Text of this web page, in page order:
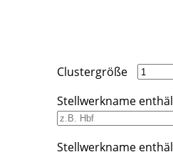
Clustergröße
Stellwerkname
Stellwerkname